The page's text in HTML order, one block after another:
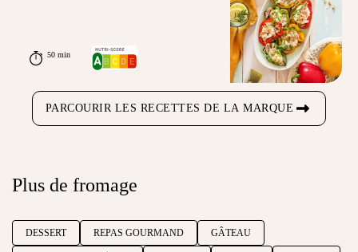
50 min
PARCOURIR LES RECETTES DE LA MARQUE
Plus de fromage
DESSERT REPAS GOURMAND GÂTEAU